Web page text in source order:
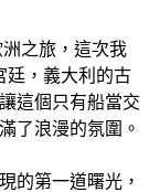
之旅，這次我
廷，義大利的古
這個只有船當交
了浪漫的氛圍。
的第一道曙光，